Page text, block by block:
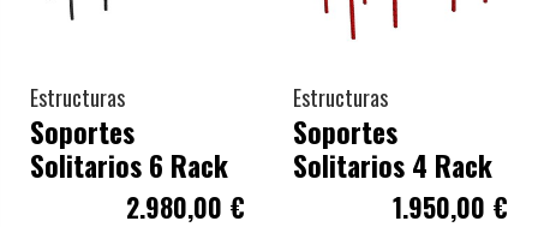
Estructuras
Soportes
Solitarios 6 Rack
2.980,00 €
Estructuras
Soportes
Solitarios 4 Rack
1.950,00 €